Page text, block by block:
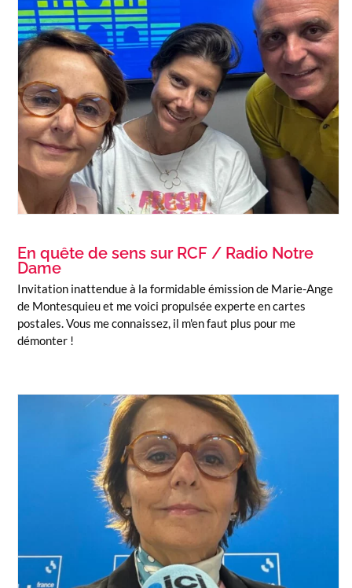
En quête de sens sur RCF / Radio Notre
Dame
Invitation inattendue à la formidable émission de Marie-Ange
de Montesquieu et me voici propulsée experte en cartes
postales. Vous me connaissez, il m'en faut plus pour me
démonter !